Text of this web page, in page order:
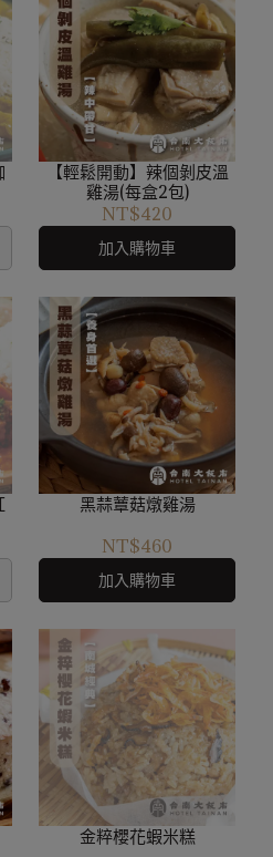
【輕鬆開動】辣個剝皮溫
雞湯(每盒2包)
NT$420
加入購物車
黑蒜蕈菇燉雞湯
NT$460
加入購物車
金粹櫻花蝦米糕